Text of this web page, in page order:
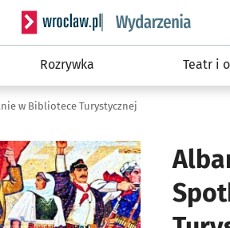
Serwis informacyjny wroclaw.pl
Rozrywka Teatr i
w Bibliotece Turystycznej